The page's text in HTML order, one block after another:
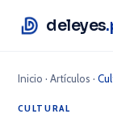
deleyes
Inicio ·Artículos ·
CULTURAL